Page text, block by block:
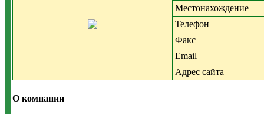
Местонахождение
Телефон
Факс
Email
Адрес сайта
О компании